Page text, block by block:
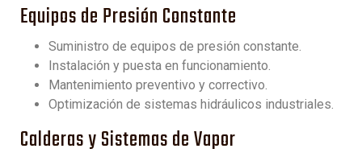
Equipos de Presión Constante
Suministro de equipos de presión constante.
Instalación y puesta en funcionamiento.
Mantenimiento preventivo y correctivo.
Optimización de sistemas hidráulicos industriales.
Calderas y Sistemas de Vapor